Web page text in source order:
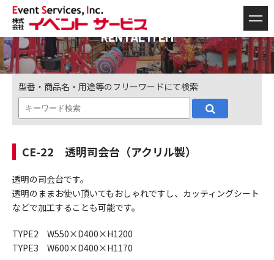
RENTAL ITEM
型番・商品名・用途等のフリーワードにて検索
CE-22 透明司会台（アクリル製）
透明の司会台です。
透明のままお使い頂いてもおしゃれですし、カッティングシート
などで加工することも可能です。
TYPE2 W550×D400×H1200
TYPE3 W600×D400×H1170